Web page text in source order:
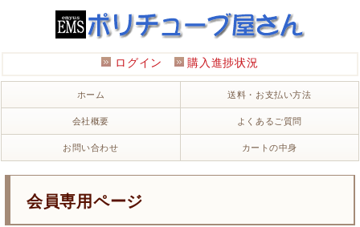
ログイン 購入進捗状況
ホーム 送料・お支払い方法
会社概要 よくあるご質問
お問い合わせ カートの中身
会員専用ページ